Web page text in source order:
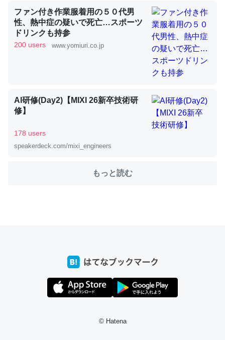
ウチもEchoを実家に置いて４年。でたまに覗いてる。ぼ
ちぼちRingも置こうかと画策中。あと、Googleマップで
位置情報を共有してる。電池残量や充電中かが分かるので
─たまにLINEするくらいだった遠方の父67歳と僕。ITツール導入で
ちょうど同じ理由でEcho Show 8を設定中でした。Prime
り時間を日数にすると1週間とかの人が多いそうだけど、
私も3年前ぐらいに祖母の家に設置した。ポケットWifiみ
たいなのでネット環境作ったけどAlexaしか使わないので
回線代ほとんどかからないですよ。参考：
ファン付き作業服着用の５０代男
性、熱中症の疑いで死亡…スポーツ
ドリンクも持参
200 users www.yomiuri.co.jp
AI研修(Day2)【MIXI 26新卒技術研
修】
178 users
speakerdeck.com/mixi_engineers
もっと読む
© Hatena